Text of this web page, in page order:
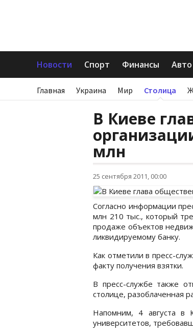
Новости Спорт Финансы Авто
Главная Украина Мир Столица
В Киеве
млн
25 сентября 2011, 00:00
Согласно информации
млн 210 тыс., который
продаже объектов
ликвидируемому банку.
Как отметили в пресс-
факту получения взятки.
В пресс-службе также
столице, разоблаченная
Напомним, 4 августа в
университетов,